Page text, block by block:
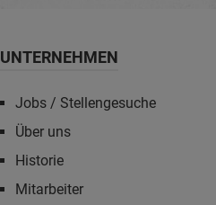
UNTERNEHMEN
Jobs / Stellengesuche
Über uns
Historie
Mitarbeiter